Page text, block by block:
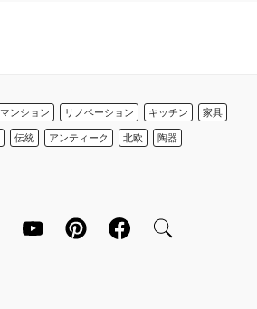
マンション リノベーション キッチン
家具
伝統 アンティーク 北欧 陶器